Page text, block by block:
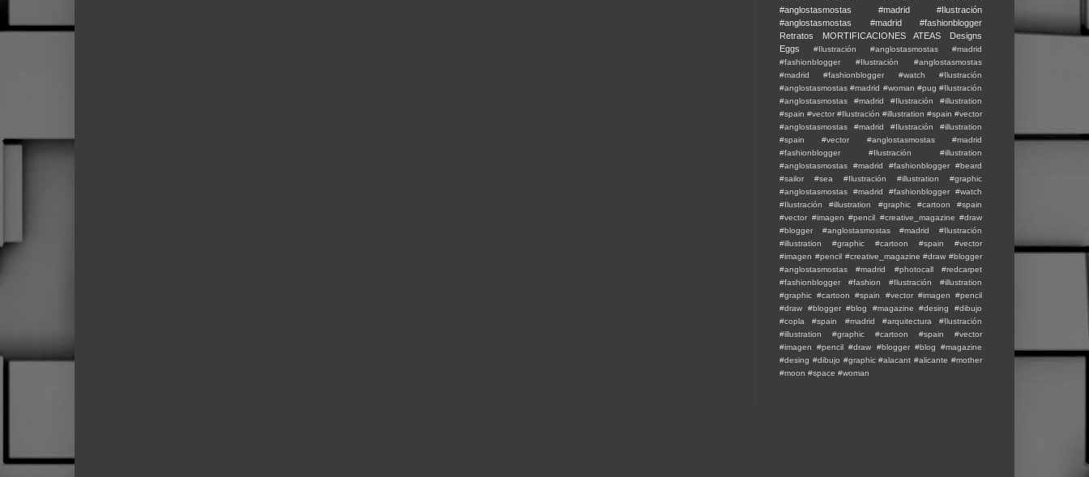
#anglostasmostas #madrid
#Ilustración
#anglostasmostas #madrid #fashionblogger
Retratos
MORTIFICACIONES ATEAS
Designs
Eggs
#Ilustración #anglostasmostas #madrid
#fashionblogger
#Ilustración #anglostasmostas
#madrid #fashionblogger #watch
#Ilustración
#anglostasmostas #madrid #woman #pug #Ilustración
#anglostasmostas #madrid
#Ilustración #illustration
#spain #vector #Ilustración #illustration #spain #vector
#anglostasmostas #madrid
#Ilustración #illustration
#spain #vector #anglostasmostas #madrid
#fashionblogger
#Ilustración #illustration
#anglostasmostas #madrid #fashionblogger #beard
#sailor #sea
#Ilustración #illustration #graphic
#anglostasmostas #madrid #fashionblogger #watch
#Ilustración #illustration #graphic #cartoon #spain
#vector #imagen #pencil #creative_magazine #draw
#blogger #anglostasmostas #madrid
#Ilustración
#illustration #graphic #cartoon #spain #vector
#imagen #pencil #creative_magazine #draw #blogger
#anglostasmostas #madrid #photocall #redcarpet
#fashionblogger #fashion
#Ilustración #illustration
#graphic #cartoon #spain #vector #imagen #pencil
#draw #blogger #blog #magazine #desing #dibujo
#copla #spain #madrid #arquitectura
#Ilustración
#illustration #graphic #cartoon #spain #vector
#imagen #pencil #draw #blogger #blog #magazine
#desing #dibujo #graphic #alacant #alicante #mother
#moon #space #woman